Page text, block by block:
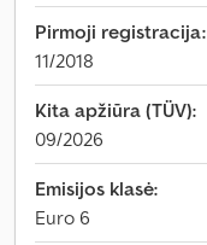
Pirmoji registracija:
11/2018
Kita apžiūra (TÜV):
09/2026
Emisijos klasė:
Euro 6